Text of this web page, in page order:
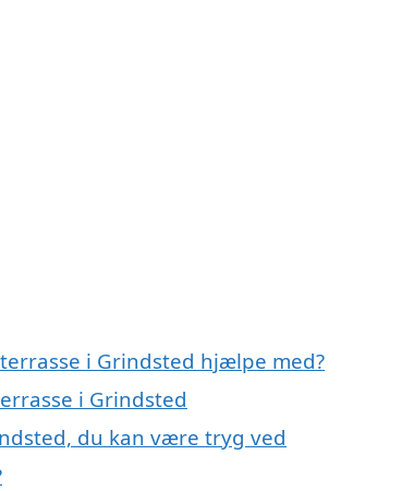
i Grindsted hjælpe med?
i Grindsted
du kan være tryg ved